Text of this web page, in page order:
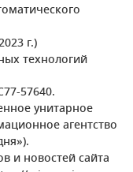
г.)
технологий
57640.
унитарное
агентство
и новостей сайта